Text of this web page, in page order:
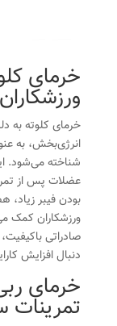
خرمای
ورزشکاران
خرمای کلوته به
انرژی‌بخش، به
شناخته می‌شود.
عضلات پس از
بودن فیبر
ورزشکاران کمک
صادراتی
دنبال افزایش
خرمای